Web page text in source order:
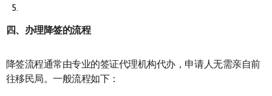
四、办理降签的流程
降签流程通常由专业的签证代理机构代办，申请人无需亲自前
往移民局。一般流程如下：